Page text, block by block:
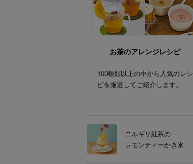
お茶のアレンジレシピ
100種類以上の中から人気のレシ
ピを厳選してご紹介します。
ニルギリ紅茶の
レモンティーかき氷